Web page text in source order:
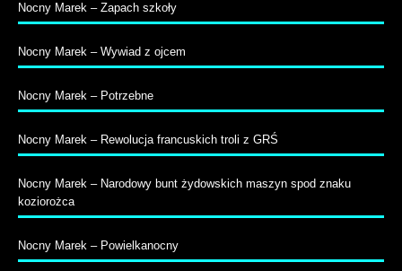
Nocny Marek – Zapach szkoły
Nocny Marek – Wywiad z ojcem
Nocny Marek – Potrzebne
Nocny Marek – Rewolucja francuskich troli z GRŚ
Nocny Marek – Narodowy bunt żydowskich maszyn spod znaku
koziorożca
Nocny Marek – Powielkanocny